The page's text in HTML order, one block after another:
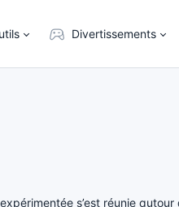
Divertissements
s’est réunie autour